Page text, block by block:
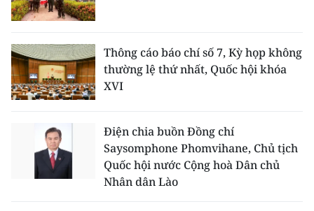
Thông cáo báo chí số 7, Kỳ họp không
thường lệ thứ nhất, Quốc hội khóa
XVI
Điện chia buồn Đồng chí
Saysomphone Phomvihane, Chủ tịch
Quốc hội nước Cộng hoà Dân chủ
Nhân dân Lào